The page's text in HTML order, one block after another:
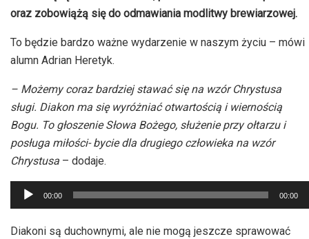
oraz zobowiążą się do odmawiania modlitwy brewiarzowej.
To będzie bardzo ważne wydarzenie w naszym życiu – mówi
alumn Adrian Heretyk.
– Możemy coraz bardziej stawać się na wzór Chrystusa
sługi. Diakon ma się wyróżniać otwartością i wiernością
Bogu. To głoszenie Słowa Bożego, służenie przy ołtarzu i
posługa miłości- bycie dla drugiego człowieka na wzór
Chrystusa – dodaje.
Odtwarzacz
plików
dźwiękowych
00:00 00:00
Diakoni są duchownymi, ale nie mogą jeszcze sprawować